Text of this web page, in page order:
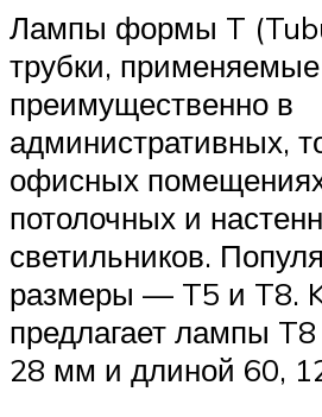
Лампы формы T
трубки, применяемые
преимущественно в
административных,
офисных
потолочных и
светильников.
размеры — T5 и T8.
предлагает лампы
28 мм и длиной 60,